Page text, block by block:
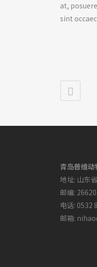
at,
sint
青岛普维动
地址: 山东
邮编:
电话: 0532
邮箱: